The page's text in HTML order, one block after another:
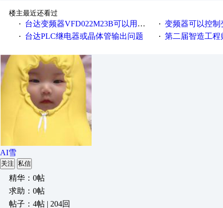
楼主最近还看过
·
台达变频器VFD022M23B可以用VFD022M21A替换吗？ · 变频器可以控制
· 台达PLC继电器或晶体管输出问题 · 第二届智造工程师节
AI雪
关注 私信
精华：0帖
求助：0帖
帖子：4帖 | 204回